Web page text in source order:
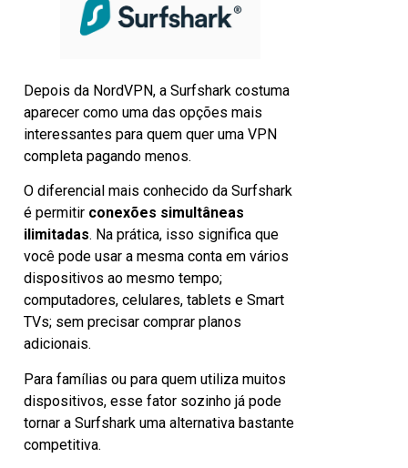
Depois da NordVPN, a Surfshark costuma
aparecer como uma das opções mais
interessantes para quem quer uma VPN
completa pagando menos.
O diferencial mais conhecido da Surfshark
é permitir conexões simultâneas
ilimitadas. Na prática, isso significa que
você pode usar a mesma conta em vários
dispositivos ao mesmo tempo;
computadores, celulares, tablets e Smart
TVs; sem precisar comprar planos
adicionais.
Para famílias ou para quem utiliza muitos
dispositivos, esse fator sozinho já pode
tornar a Surfshark uma alternativa bastante
competitiva.